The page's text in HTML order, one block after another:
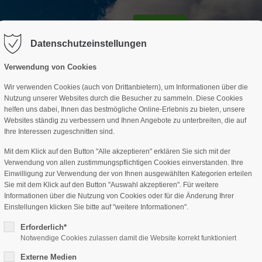
"offcanvas-col2" existiert leider
Der Eintrag "offcanvas-col3"
nicht.
Datenschutzeinstellungen
Verwendung von Cookies
Wir verwenden Cookies (auch von Drittanbietern), um Informationen über die
Nutzung unserer Websites durch die Besucher zu sammeln. Diese Cookies
helfen uns dabei, Ihnen das bestmögliche Online-Erlebnis zu bieten, unsere
Websites ständig zu verbessern und Ihnen Angebote zu unterbreiten, die auf
Ihre Interessen zugeschnitten sind.
Mit dem Klick auf den Button "Alle akzeptieren" erklären Sie sich mit der
Verwendung von allen zustimmungspflichtigen Cookies einverstanden. Ihre
Einwilligung zur Verwendung der von Ihnen ausgewählten Kategorien erteilen
Sie mit dem Klick auf den Button "Auswahl akzeptieren". Für weitere
Informationen über die Nutzung von Cookies oder für die Änderung Ihrer
Einstellungen klicken Sie bitte auf "weitere Informationen".
Erforderlich*
Notwendige Cookies zulassen damit die Website korrekt funktioniert
Externe Medien